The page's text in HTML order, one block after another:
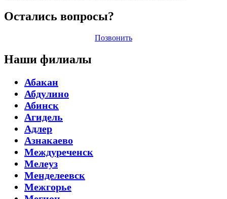
Остались вопросы?
Позвонить
Наши филиалы
Абакан
Абдулино
Абинск
Агидель
Адлер
Азнакаево
Междуреченск
Мелеуз
Менделеевск
Межгорье